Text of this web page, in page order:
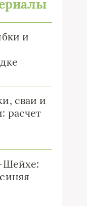
и
сваи и
расчет
Шейхе: